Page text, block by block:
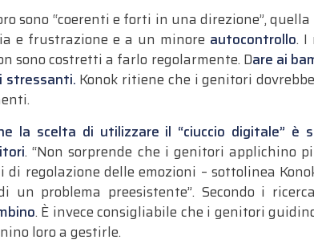
sono “coerenti e forti in una direzione”,
e frustrazione e a un minore autocontrollo. I
sono costretti a farlo regolarmente. Dare ai
stressanti. Konok ritiene che i genitori
la scelta di utilizzare il “ciuccio digitale”
. “Non sorprende che i genitori applichino
regolazione delle emozioni – sottolinea
un problema preesistente”. Secondo i
. È invece consigliabile che i genitori
loro a gestirle.